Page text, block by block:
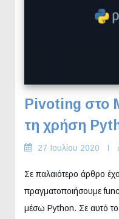
Pivoting στο
τη χρήση
27 Ιουλίου 2020
Σε παλαιότερο άρθρο
πραγματοποιήσουμε
μέσω Python. Σε αυτό